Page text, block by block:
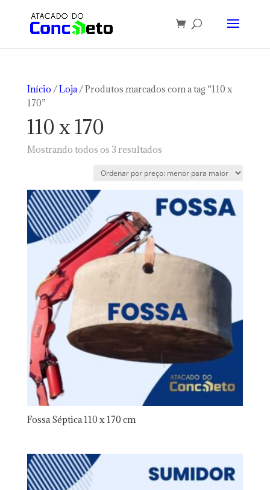
Início /Loja/ Produtos marcados com a tag “110 x
170”
110 x 170
Mostrando todos os 3 resultadosClassificado
preço:
baixo
para
alto
Fossa Séptica 110 x 170 cm